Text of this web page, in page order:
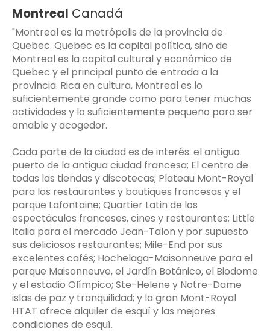
Montreal Canadá
"Montreal es la metrópolis de la provincia de
Quebec. Quebec es la capital política, sino de
Montreal es la capital cultural y económico de
Quebec y el principal punto de entrada a la
provincia. Rica en cultura, Montreal es lo
suficientemente grande como para tener muchas
actividades y lo suficientemente pequeño para ser
amable y acogedor.
Cada parte de la ciudad es de interés: el antiguo
puerto de la antigua ciudad francesa; El centro de
todas las tiendas y discotecas; Plateau Mont-Royal
para los restaurantes y boutiques francesas y el
parque Lafontaine; Quartier Latin de los
espectáculos franceses, cines y restaurantes; Little
Italia para el mercado Jean-Talon y por supuesto
sus deliciosos restaurantes; Mile-End por sus
excelentes cafés; Hochelaga-Maisonneuve para el
parque Maisonneuve, el Jardín Botánico, el Biodome
y el estadio Olímpico; Ste-Helene y Notre-Dame
islas de paz y tranquilidad; y la gran Mont-Royal
HTAT ofrece alquiler de esquí y las mejores
condiciones de esquí.